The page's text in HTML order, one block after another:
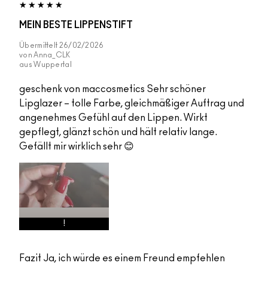
MEIN BESTE LIPPENSTIFT
Übermittelt 26/02/2026
von Anna_CLK
aus Wuppertal
geschenk von maccosmetics Sehr schöner
Lipglazer – tolle Farbe, gleichmäßiger Auftrag und
angenehmes Gefühl auf den Lippen. Wirkt
gepflegt, glänzt schön und hält relativ lange.
Gefällt mir wirklich sehr 😊
!
Fazit Ja, ich würde es einem Freund empfehlen